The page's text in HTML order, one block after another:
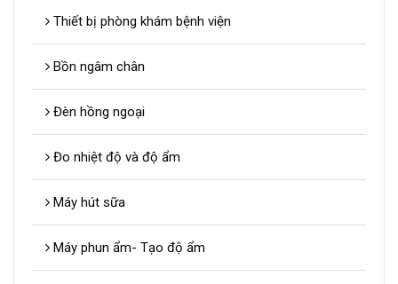
Thiết bị phòng khám bệnh viện
Bồn ngâm chân
Đèn hồng ngoại
Đo nhiệt độ và độ ẩm
Máy hút sữa
Máy phun ẩm- Tạo độ ẩm